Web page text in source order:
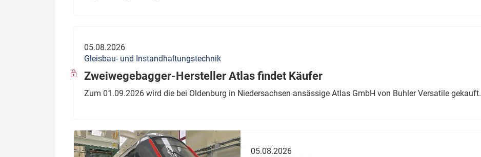
Thema des Monats
Dossier: Generalsanierung
Dossier: ETCS
05.08.2026
Gleisbau- und Instandhaltungstechnik
Zweiwegebagger-Hersteller Atlas findet Käufer
Zum 01.09.2026 wird die bei Oldenburg in Niedersachsen ansässige Atlas GmbH von Buhler Versatile gekauft.
05.08.2026